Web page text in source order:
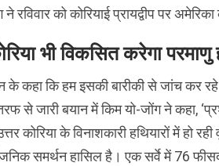
ने रविवार को कोरियाई प्रायद्वीप पर
भी विकसित करेगा परमाणु
के कहा कि हम इसकी बारीकी से जांच कर रहे
से जारी बयान में किम यो-जोंग ने कहा,
कोरिया के विनाशकारी हथियारों में हो
समर्थन हासिल है। एक सर्वे में 76